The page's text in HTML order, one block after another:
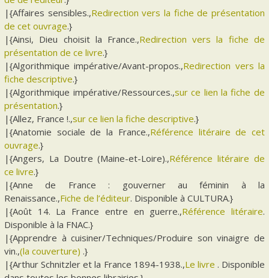
|{Affaires sensibles.,Redirection vers la fiche de présentation
de cet ouvrage.}
|{Ainsi, Dieu choisit la France.,Redirection vers la fiche de
présentation de ce livre.}
|{Algorithmique impérative/Avant-propos.,Redirection vers la
fiche descriptive.}
|{Algorithmique impérative/Ressources.,sur ce lien la fiche de
présentation.}
|{Allez, France !.,sur ce lien la fiche descriptive.}
|{Anatomie sociale de la France.,Référence litéraire de cet
ouvrage.}
|{Angers, La Doutre (Maine-et-Loire).,Référence litéraire de
ce livre.}
|{Anne de France : gouverner au féminin à la
Renaissance.,Fiche de l’éditeur. Disponible à CULTURA.}
|{Août 14. La France entre en guerre.,Référence litéraire.
Disponible à la FNAC.}
|{Apprendre à cuisiner/Techniques/Produire son vinaigre de
vin.,(la couverture) .}
|{Arthur Schnitzler et la France 1894-1938.,Le livre . Disponible